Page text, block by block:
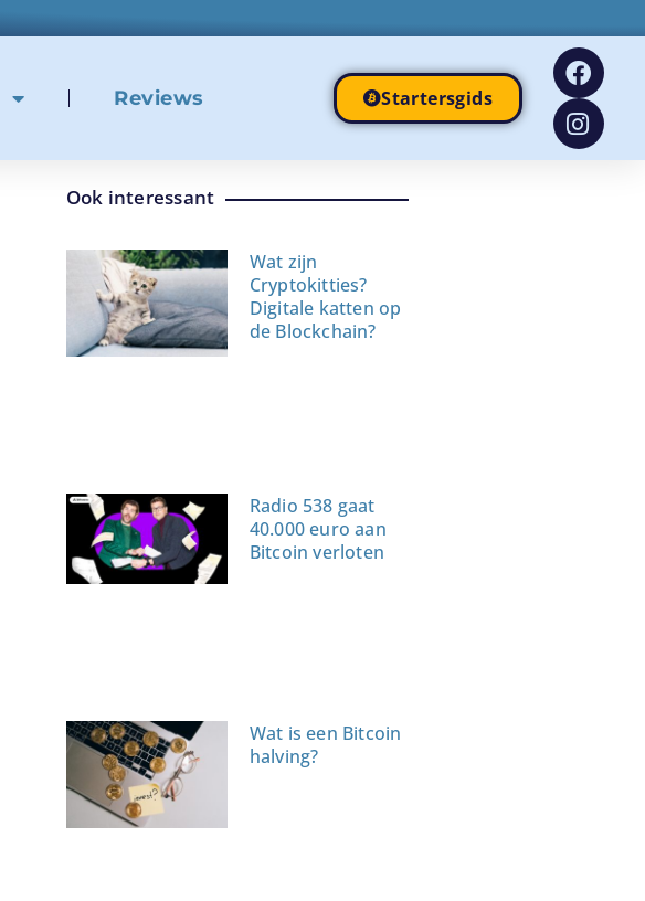
Reviews Startersgids
Ook interessant
Wat zijn
Cryptokitties?
Digitale katten op
de Blockchain?
Radio 538 gaat
40.000 euro aan
Bitcoin verloten
Wat is een Bitcoin
halving?